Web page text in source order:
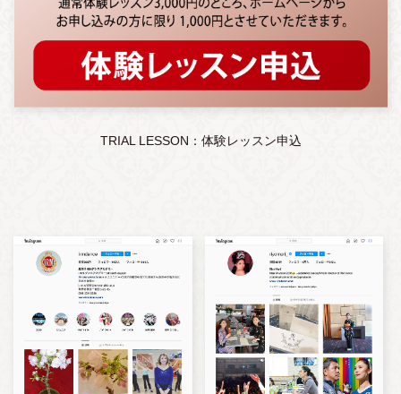
TRIAL LESSON：体験レッスン申込